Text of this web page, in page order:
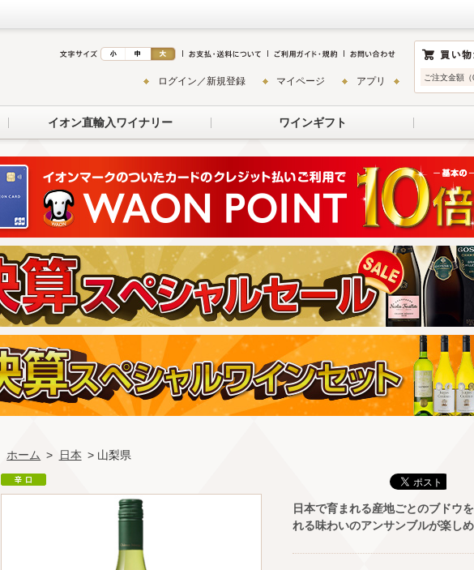
ご注文金額
ログイン／新規登録 マイページ アプリ
イオン直輸入ワイナリー ワインギフト
ホーム > 日本 > 山梨県
日本で育まれる産地ごとのブドウ
れる味わいのアンサンブルが楽し